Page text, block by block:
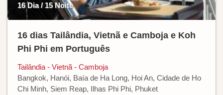
16 Dia / 15 Noite
16 dias Tailândia, Vietnã e Camboja e Koh
Phi Phi em Português
Tailândia - Vietnã - Camboja
Bangkok, Hanói, Baía de Ha Long, Hoi An, Cidade de Ho
Chi Minh, Siem Reap, Ilhas Phi Phi, Phuket